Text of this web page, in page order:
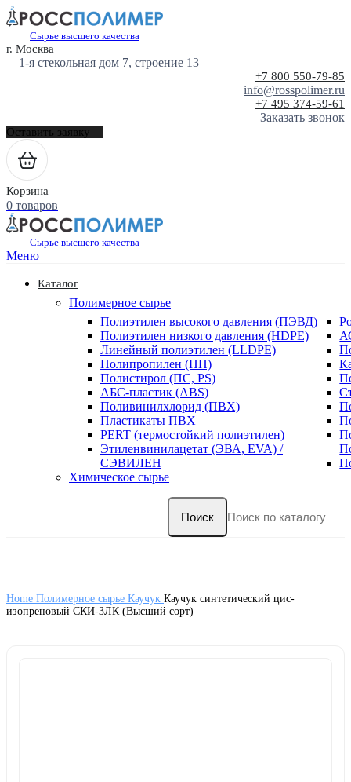
Сырье высшего качества
г. Москва
1-я стекольная дом 7, строение 13
+7 800 550-79-85
info@rosspolimer.ru
+7 495 374-59-61
Заказать звонок
Оставить заявку
Корзина
0 товаров
Сырье высшего качества
Меню
Каталог
Полимерное сырье
Полиэтилен высокого давления (ПЭВД)
Полиэтилен низкого давления (HDPE)
Линейный полиэтилен (LLDPE)
Полипропилен (ПП)
Полистирол (ПС, PS)
АБС-пластик (ABS)
Поливинилхлорид (ПВХ)
Пластикаты ПВХ
PERT (термостойкий полиэтилен)
Этиленвинилацетат (ЭВА, EVA) /
СЭВИЛЕН
Химическое сырье
Поиск
Home Полимерное сырье Каучук Каучук cинтeтический цис-
изопреновый СКИ-3ЛК (Высший сорт)